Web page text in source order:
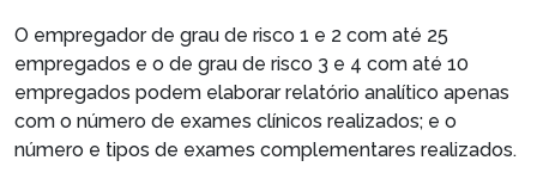
O empregador de grau de risco 1 e 2 com até 25
empregados e o de grau de risco 3 e 4 com até 10
empregados podem elaborar relatório analítico apenas
com o número de exames clínicos realizados; e o
número e tipos de exames complementares realizados.